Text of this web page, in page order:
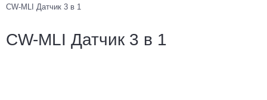
CW-MLI Датчик 3 в 1
CW-MLI Датчик 3 в 1